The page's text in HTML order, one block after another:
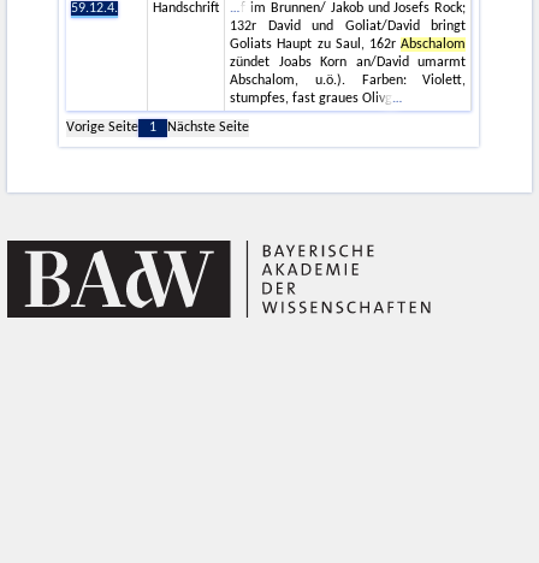
59.12.4.
Handschrift
f im Brunnen/ Jakob und Josefs Rock;
132r David und Goliat/David bringt
Goliats Haupt zu Saul, 162rAbschalom
zündet Joabs Korn an/David umarmt
Abschalom, u.ö.). Farben: Violett,
stumpfes, fast graues Olivg
Vorige Seite
1 Nächste Seite